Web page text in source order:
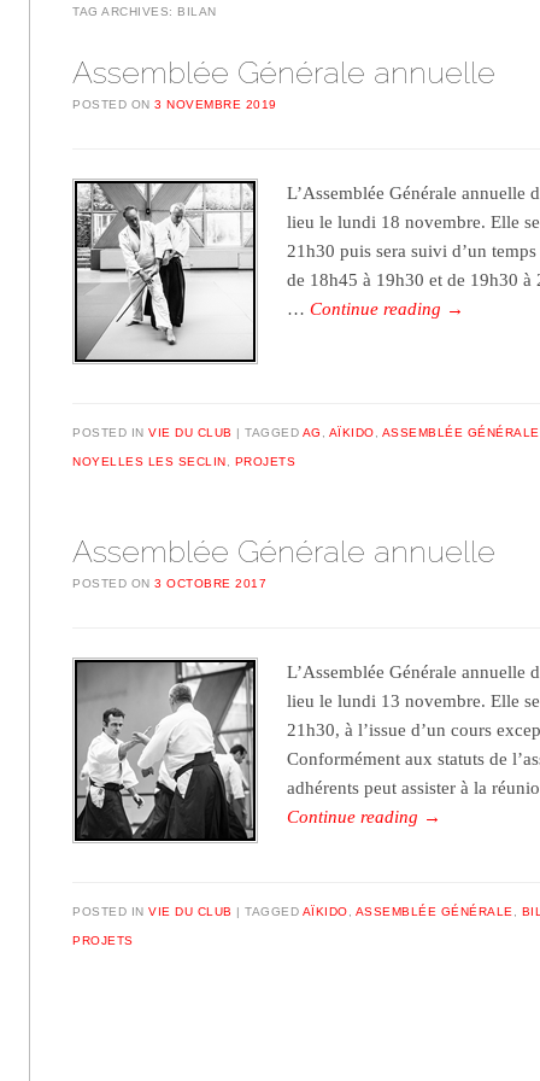
TAG ARCHIVES: BILAN
Assemblée Générale annuelle
POSTED ON3 NOVEMBRE 2019
L’Assemblée Générale annuelle
lieu le lundi 18 novembre. Elle
21h30 puis sera suivi d’un
de 18h45 à 19h30 et de 19h30 à
…Continue reading →
POSTED INVIE DU CLUB TAGGED AG AÏKIDO ASSEMBLÉE GÉNÉRALE
NOYELLES LES SECLIN PROJETS
Assemblée Générale annuelle
POSTED ON3 OCTOBRE 2017
L’Assemblée Générale annuelle
lieu le lundi 13 novembre. Elle
21h30, à l’issue d’un cours
Conformément aux statuts de
adhérents peut assister à la
Continue reading →
POSTED INVIE DU CLUB TAGGED AÏKIDO ASSEMBLÉE GÉNÉRALE
PROJETS